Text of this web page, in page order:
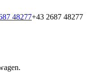
48277+43 2687 48277